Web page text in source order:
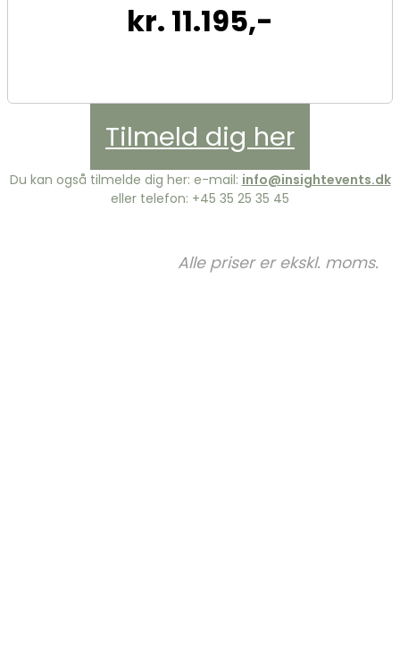
kr. 11.195,-
Tilmeld dig her
Du kan også tilmelde dig her: e-mail: info@insightevents.dk
eller telefon: +45 35 25 35 45
Alle priser er ekskl. moms.